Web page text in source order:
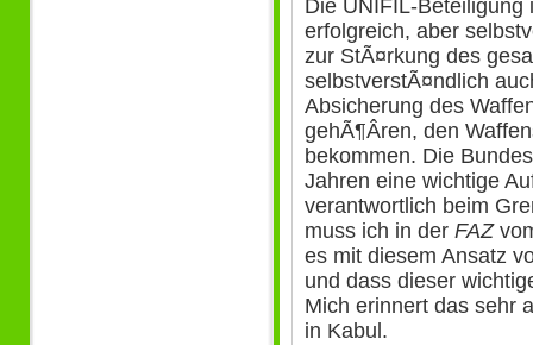
Die UNIFIL-
erfolgreich, aber
zur StÃ¤rkung des
selbstverstÃ¤ndlich
Absicherung des
gehÃ¶Â­ren, den
bekommen. Die
Jahren eine wichtige
verantwortlich beim
muss ich in der FAZ
es mit diesem Ansatz
und dass dieser
Mich erinnert das sehr
in Kabul.